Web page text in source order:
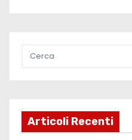
Articoli Recenti